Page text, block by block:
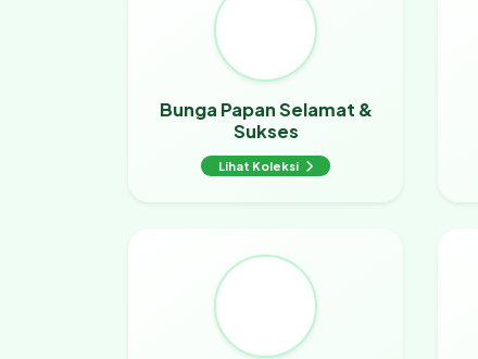
Bunga Papan Selamat &
Sukses
Lihat Koleksi